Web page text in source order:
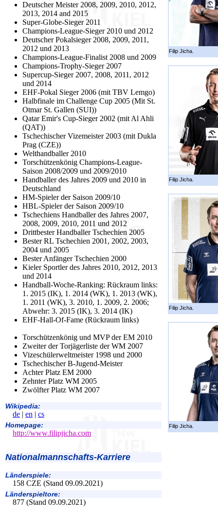
Deutscher Meister 2008, 2009, 2010, 2012,
2013, 2014 and 2015
Super-Globe-Sieger 2011
Champions-League-Sieger 2010 und 2012
Deutscher Pokalsieger 2008, 2009, 2011,
2012 und 2013
Champions-League-Finalist 2008 und 2009
Champions-Trophy-Sieger 2007
Supercup-Sieger 2007, 2008, 2011, 2012
und 2014
EHF-Pokal Sieger 2006 (mit TBV Lemgo)
Halbfinale im Challenge Cup 2005 (Mit St.
Otmar St. Gallen (SUI))
Qatar Emir's Cup-Sieger 2002 (mit Al Ahli
(QAT))
Tschechischer Vizemeister 2003 (mit Dukla
Prag (CZE))
Welthandballer 2010
Torschützenkönig Champions-League-
Saison 2008/2009 und 2009/2010
Handballer des Jahres 2009 und 2010 in
Deutschland
HM-Spieler der Saison 2009/10
HBL-Spieler der Saison 2009/10
Tschechiens Handballer des Jahres 2007,
2008, 2009, 2010, 2011 und 2012
Drittbester Handballer Tschechien 2005
Bester RL Tschechien 2001, 2002, 2003,
2004 und 2005
Bester Anfänger Tschechien 2000
Kieler Sportler des Jahres 2010, 2012, 2013
und 2014
Handball-Woche-Ranking: Rückraum links:
1. 2015 (IK), 1. 2014 (WK), 1. 2013 (WK),
1. 2011 (WK), 3. 2010, 1. 2009, 2. 2006;
Abwehr: 3. 2015 (IK), 3. 2014 (IK)
EHF-Hall-Of-Fame (Rückraum links)
Torschützenkönig und MVP der EM 2010
Zweiter der Torjägerliste der WM 2007
Vizeschülerweltmeister 1998 und 2000
Tschechischer B-Jugend-Meister
Achter Platz EM 2000
Zehnter Platz WM 2005
Zwölfter Platz WM 2007
Wikipedia:
de | en | cs
Homepage:
http://www.filipjicha.com
Nationalmannschafts-Karriere
Länderspiele:
158 CZE (Stand 09.09.2021)
Länderspieltore:
877 (Stand 09.09.2021)
Filip Jicha.
Filip Jicha.
Filip Jicha.
Filip Jicha.